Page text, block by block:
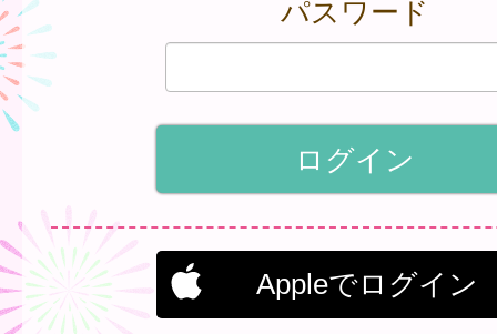
パスワード
Appleでログイン